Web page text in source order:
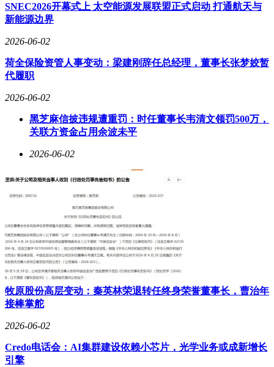
术，实现多屏联动交互，标志着上汽大众从“德系底盘+省
合资品牌应对自主品牌竞争的关键策略，其能否在智能化赛道
另一款重磅车型ID. ERA 5S的亮相，进一步凸显了上汽大众的
超混智能家轿”，尺寸介于凌渡L与帕萨特之间，CLTC纯电续
航160公里，综合续航超2000公里，亏电油耗低至2.82升/百公
里。其最大亮点在于智能驾驶系统——全球首款配备辅助驾
驶“小蓝灯”的轿车，搭载酷睿程基于地平线征程芯片与HSD算
法深度定制的行云系统，支持车位到车位、城市NOA、高速
出的首款L2++高阶智驾产品，预计三季度上市，其市场表现
将直接检验大众在华智驾本土化的落地成效。
SNEC2026开幕式上 太空能源发展联盟正式启动 打通航天与
新能源边界
2026-06-02
荷全保险资管人事变动：梁建刚辞任总经理，董事长张梦姣暂
代履职
2026-06-02
黑芝麻信披违规遭重罚：时任董事长韦清文领罚500万，
关联方资金占用余波未平
2026-06-02
牧原股份高层变动：秦英林荣退转任终身荣誉董事长，曹治年
接棒掌舵
2026-06-02
Credo电话会：AI集群建设依赖小芯片，光学业务或成新增长
引擎